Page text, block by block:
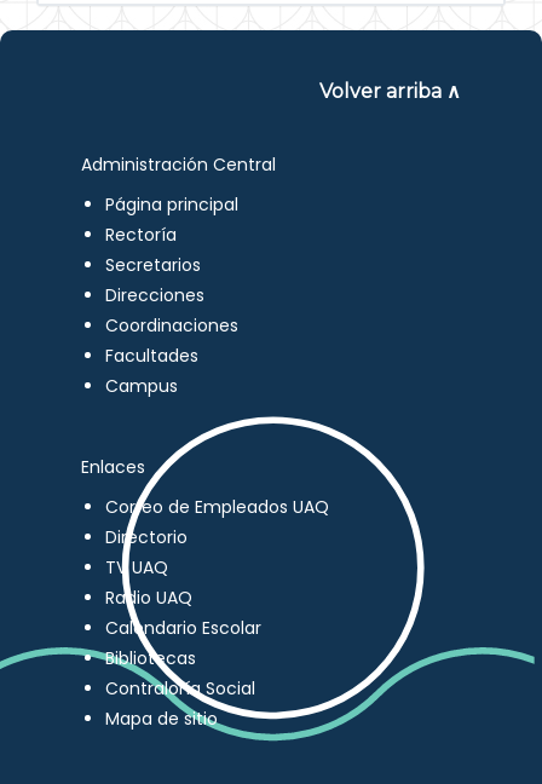
Volver arriba ∧
Administración Central
Página principal
Rectoría
Secretarios
Direcciones
Coordinaciones
Facultades
Campus
Enlaces
Correo de Empleados UAQ
Directorio
TV UAQ
Radio UAQ
Calendario Escolar
Bibliotecas
Contraloría Social
Mapa de sitio